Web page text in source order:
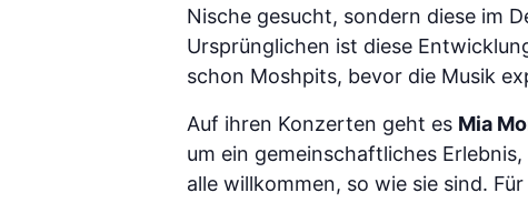
Nische gesucht, sondern diese im
Ursprünglichen ist diese
schon Moshpits, bevor die Musik
Auf ihren Konzerten geht es Mia
um ein gemeinschaftliches
alle willkommen, so wie sie sind.